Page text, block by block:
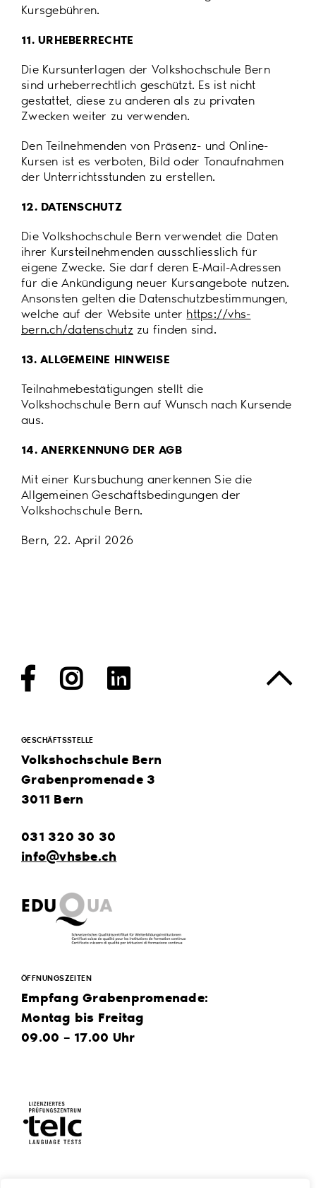
Kursgebühren.
11. URHEBERRECHTE
Die Kursunterlagen der Volkshochschule Bern
sind urheberrechtlich geschützt. Es ist nicht
gestattet, diese zu anderen als zu privaten
Zwecken weiter zu verwenden.
Den Teilnehmenden von Präsenz- und Online-
Kursen ist es verboten, Bild oder Tonaufnahmen
der Unterrichtsstunden zu erstellen.
12. DATENSCHUTZ
Die Volkshochschule Bern verwendet die Daten
ihrer Kursteilnehmenden ausschliesslich für
eigene Zwecke. Sie darf deren E-Mail-Adressen
für die Ankündigung neuer Kursangebote nutzen.
Ansonsten gelten die Datenschutzbestimmungen,
welche auf der Website unter https://vhs-
bern.ch/datenschutz zu finden sind.
13. ALLGEMEINE HINWEISE
Teilnahmebestätigungen stellt die
Volkshochschule Bern auf Wunsch nach Kursende
aus.
14. ANERKENNUNG DER AGB
Mit einer Kursbuchung anerkennen Sie die
Allgemeinen Geschäftsbedingungen der
Volkshochschule Bern.
Bern, 22. April 2026
GESCHÄFTSSTELLE
Volkshochschule Bern
Grabenpromenade 3
3011 Bern
031 320 30 30
info@vhsbe.ch
ÖFFNUNGSZEITEN
Empfang Grabenpromenade:
Montag bis Freitag
09.00 – 17.00 Uhr
FacebookInstagram